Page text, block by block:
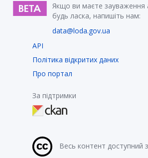
Якщо ви маєте зауваження
будь ласка, напишіть нам:
data@loda.gov.ua
API
Політика відкритих даних
Про портал
За підтримки
Весь контент доступний